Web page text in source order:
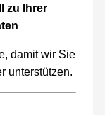
zu Ihrer
damit wir Sie
unterstützen.